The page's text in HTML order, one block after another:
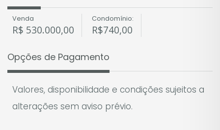
Venda
R$ 530.000,00
Condomínio:
R$740,00
Opções de Pagamento
Valores, disponibilidade e condições sujeitos a
alterações sem aviso prévio.